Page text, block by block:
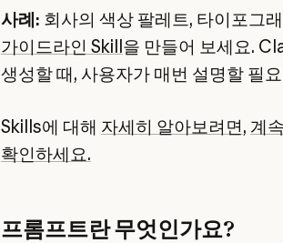
사례: 회사의 색상 팔레트, 타이포그
가이드라인 Skill을 만들어 보세요.
생성할 때, 사용자가 매번 설명할 필
Skills에 대해 자세히 알아보려면, 계
확인하세요.
프롬프트란 무엇인가요?